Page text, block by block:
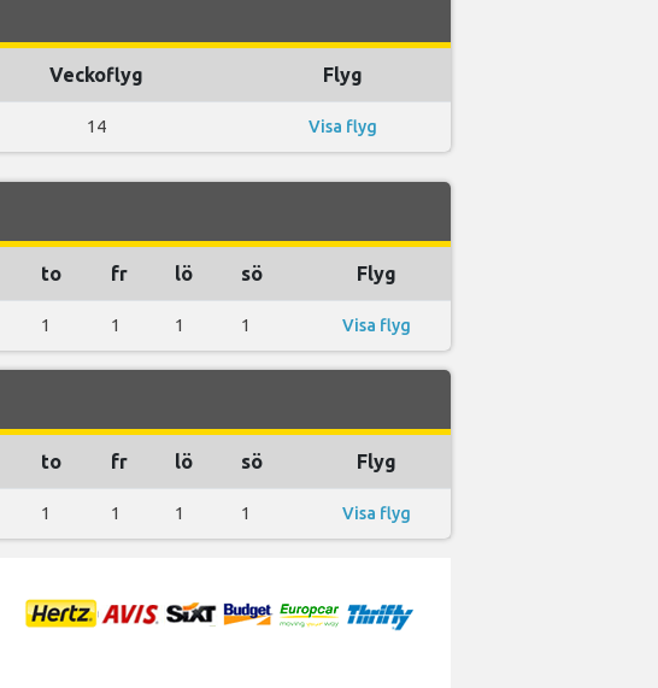
Veckoflyg Flyg
14 Visa flyg
to fr lö sö Flyg
1 1 1 1 Visa flyg
to fr lö sö Flyg
1 1 1 1 Visa flyg